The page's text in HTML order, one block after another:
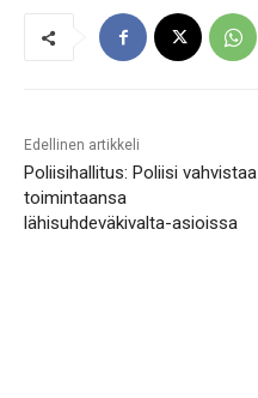
Edellinen artikkeli
Poliisihallitus: Poliisi vahvistaa
toimintaansa
lähisuhdeväkivalta-asioissa